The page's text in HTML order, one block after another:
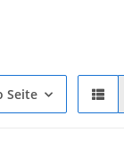
Seite